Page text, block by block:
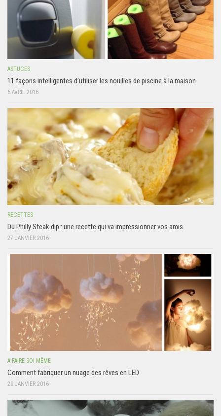
ASTUCES
11 façons intelligentes d’utiliser les nouilles de piscine à la maison
6 AVRIL 2016
RECETTES
Du Philly Steak dip : une recette qui va impressionner vos amis
27 JANVIER 2016
A FAIRE SOI MÊME
Comment fabriquer un nuage des rêves en LED
29 JANVIER 2016